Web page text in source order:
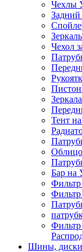
Чехлы
Чехол
Тент
Бар на
Фильтр
Фильтр
Фильтр
Шины, диски